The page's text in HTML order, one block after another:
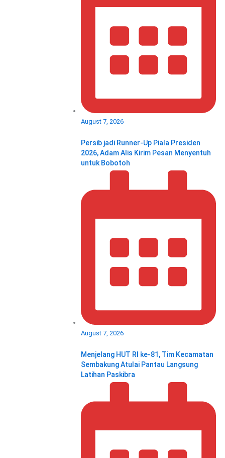
August 7, 2026
Persib jadi Runner-Up Piala Presiden
2026, Adam Alis Kirim Pesan Menyentuh
untuk Bobotoh
August 7, 2026
Menjelang HUT RI ke‑81, Tim Kecamatan
Sembakung Atulai Pantau Langsung
Latihan Paskibra